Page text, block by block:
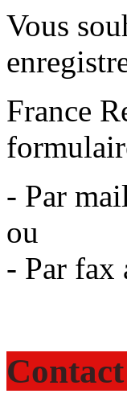
Vous
France
- Par
ou
- Par fax
Contact